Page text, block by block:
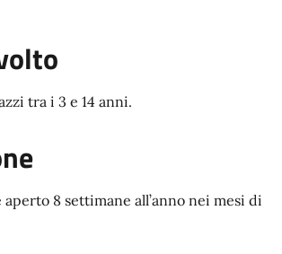
tra i 3 e 14 anni.
8 settimane all’anno nei mesi di